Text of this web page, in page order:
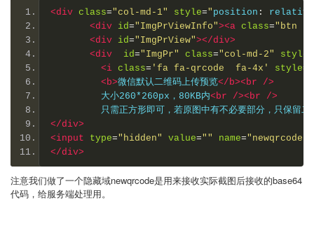
<div class="col-md-1" style=" position :
relative
<div id="ImgPrViewInfo"><a class="btn
<div id="ImgPrView"></div>
<div
id="ImgPr" class="col-md-2" style
<i class= 'fa fa-qrcode  fa-4x' style=
<b>微信默认二维码上传预览</b><br
/>
大小260*260px，80KB内<br /><br
/>
只需正方形即可，若原图中有不必要部分，只保留二
</div>
<input
type="hidden" value="" name="newqrcode"
</div>
注意我们做了一个隐藏域newqrcode是用来接收实际截图后接收的base64
代码，给服务端处理用。